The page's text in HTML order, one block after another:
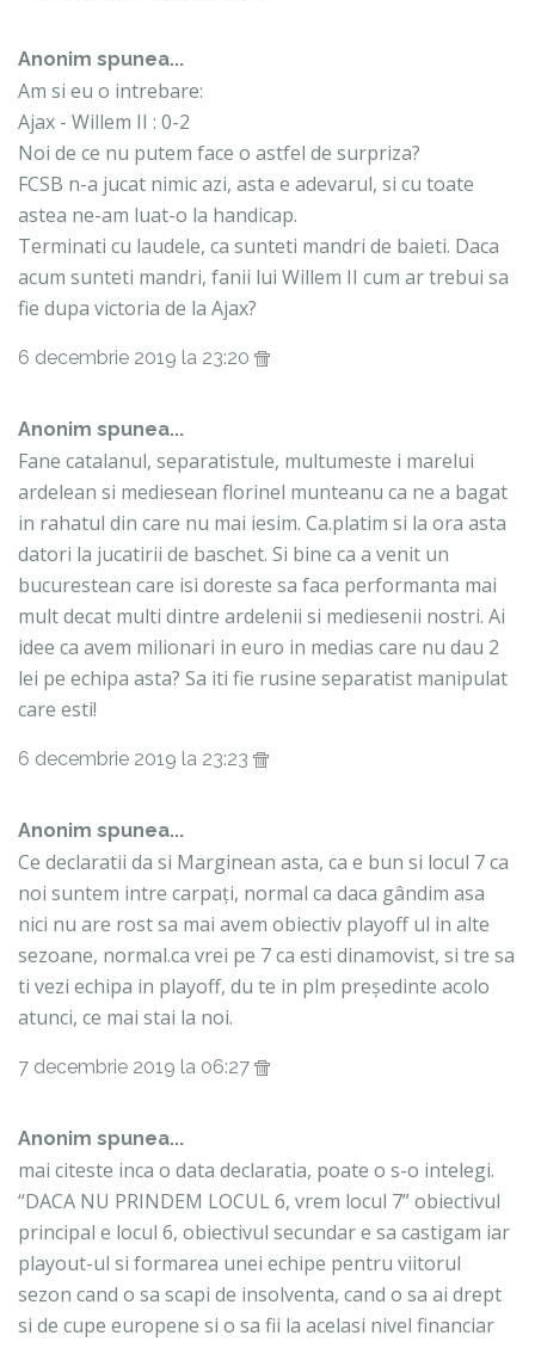
Anonim spunea...
Am si eu o intrebare:
Ajax - Willem II : 0-2
Noi de ce nu putem face o astfel de surpriza?
FCSB n-a jucat nimic azi, asta e adevarul, si cu toate
astea ne-am luat-o la handicap.
Terminati cu laudele, ca sunteti mandri de baieti. Daca
acum sunteti mandri, fanii lui Willem II cum ar trebui sa
fie dupa victoria de la Ajax?
6 decembrie 2019 la 23:20
Anonim spunea...
Fane catalanul, separatistule, multumeste i marelui
ardelean si mediesean florinel munteanu ca ne a bagat
in rahatul din care nu mai iesim. Ca.platim si la ora asta
datori la jucatirii de baschet. Si bine ca a venit un
bucurestean care isi doreste sa faca performanta mai
mult decat multi dintre ardelenii si mediesenii nostri. Ai
idee ca avem milionari in euro in medias care nu dau 2
lei pe echipa asta? Sa iti fie rusine separatist manipulat
care esti!
6 decembrie 2019 la 23:23
Anonim spunea...
Ce declaratii da si Marginean asta, ca e bun si locul 7 ca
noi suntem intre carpați, normal ca daca gândim asa
nici nu are rost sa mai avem obiectiv playoff ul in alte
sezoane, normal.ca vrei pe 7 ca esti dinamovist, si tre sa
ti vezi echipa in playoff, du te in plm președinte acolo
atunci, ce mai stai la noi.
7 decembrie 2019 la 06:27
Anonim spunea...
mai citeste inca o data declaratia, poate o s-o intelegi.
“DACA NU PRINDEM LOCUL 6, vrem locul 7” obiectivul
principal e locul 6, obiectivul secundar e sa castigam iar
playout-ul si formarea unei echipe pentru viitorul
sezon cand o sa scapi de insolventa, cand o sa ai drept
si de cupe europene si o sa fii la acelasi nivel financiar